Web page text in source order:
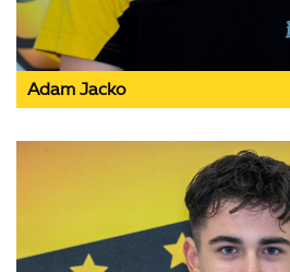
Adam Jacko